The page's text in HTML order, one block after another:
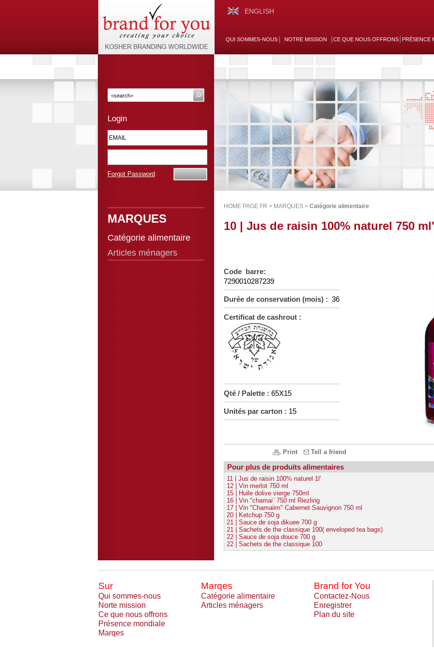
ENGLISH
QUI SOMMES-NOUS NOTRE MISSION CE QUE NOUS OFFRONS PRÉSENCE
Login
Forgot Password
MARQUES
Catégorie alimentaire
Articles ménagers
HOME PAGE FR > MARQUES > Catégorie alimentaire
10 | Jus de raisin 100% naturel 750 ml'
Code barre:
7290010287239
Durée de conservation (mois) : 36
Certificat de cashrout :
Qté / Palette : 65X15
Unités par carton : 15
Print Tell a friend
Pour plus de produits alimentaires
11 | Jus de raisin 100% naturel 1l'
12 | Vin merlot 750 ml
15 | Huile dolive vierge 750ml
16 | Vin "chamai¨ 750 ml Riezling
17 | Vin "Chamaiim" Cabernet Sauvignon 750 ml
20 | Ketchup 750 g
21 | Sauce de soja dikuee 700 g
21 | Sachets de the classique 100( enveloped tea bags)
22 | Sauce de soja douce 700 g
22 | Sachets de the classique 100
Sur Marqes Brand for You
Qui sommes-nous Catégorie alimentaire
Contactez-Nous
Norte mission
Articles ménagers
Enregistrer
Ce que nous offrons
Plan du site
Présence mondiale
Marqes